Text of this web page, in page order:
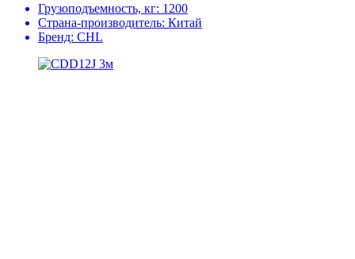
Грузоподъемность, кг: 1200
Страна-производитель: Китай
Бренд: CHL